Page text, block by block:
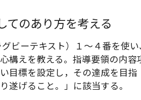
のあり方を考える
ビーテキスト）１～４番を使い
えを教える。指導要領の内容
目標を設定し，その達成を目指
遂げること。」に該当する。